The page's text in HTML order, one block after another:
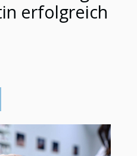
erfolgreich